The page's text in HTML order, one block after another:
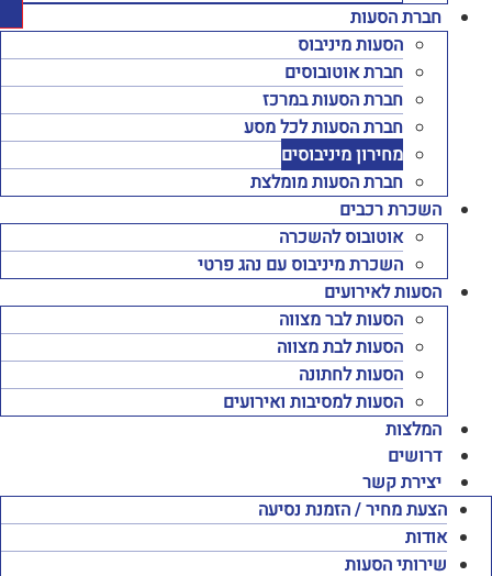
חברת הסעות
הסעות מיניבוס
חברת אוטובוסים
חברת הסעות במרכז
חברת הסעות לכל מסע
מחירון מיניבוסים
חברת הסעות מומלצת
השכרת רכבים
אוטובוס להשכרה
השכרת מיניבוס עם נהג פרטי
הסעות לאירועים
הסעות לבר מצווה
הסעות לבת מצווה
הסעות לחתונה
הסעות למסיבות ואירועים
המלצות
דרושים
יצירת קשר
הצעת מחיר / הזמנת נסיעה
אודות
שירותי הסעות